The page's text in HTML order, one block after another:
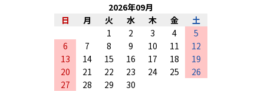
2026年09月
日
月 火 水 木 金
土
1
2 3 4
5
6
7 8 9 10 11
12
13
14 15 16 17 18
19
20
21 22 23 24 25
26
27
28 29
30